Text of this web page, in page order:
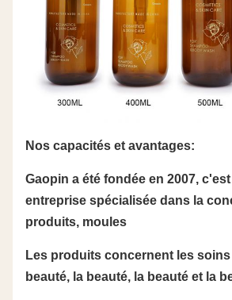
Nos capacités et avantages:
Gaopin a été fondée en 2007,
entreprise spécialisée dans la
produits, moules
Les produits concernent les
beauté, la beauté, la beauté et la